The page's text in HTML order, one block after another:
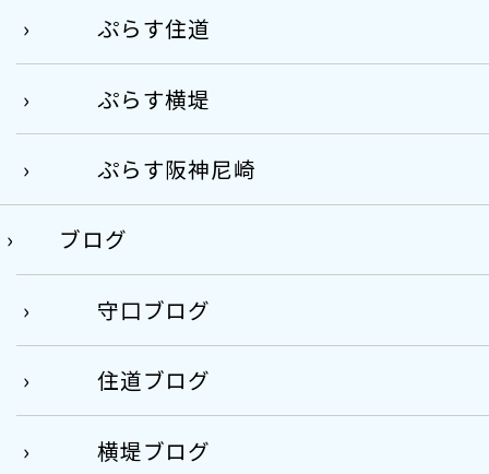
ぷらす住道
ぷらす横堤
ぷらす阪神尼崎
ブログ
守口ブログ
住道ブログ
横堤ブログ